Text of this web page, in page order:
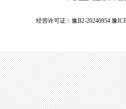
经营许可证：豫B2-20240954 豫